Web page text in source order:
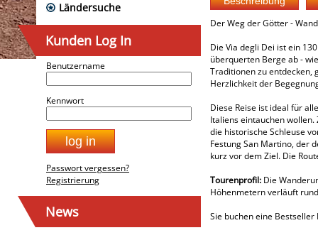
Ländersuche
Kunden Log In
Benutzername
Kennwort
Passwort vergessen?
Registrierung
News
Der Weg der Götter -
Die Via degli Dei ist ein
überquerten Berge ab -
Traditionen zu entdecken,
Herzlichkeit der
Diese Reise ist ideal für
Italiens eintauchen
die historische Schleuse
Festung San Martino, der
kurz vor dem Ziel. Die
Tourenprofil: Die
Höhenmetern verläuft
Sie buchen eine